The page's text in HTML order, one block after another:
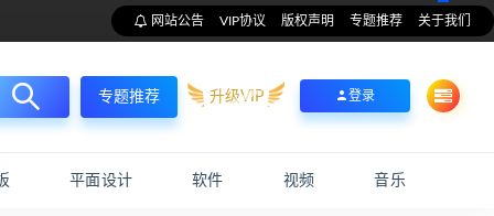
网站公告 VIP协议 版权声明 专题推荐 关于我们
专题推荐 升级VIP 登录
平面设计 软件 视频 音乐